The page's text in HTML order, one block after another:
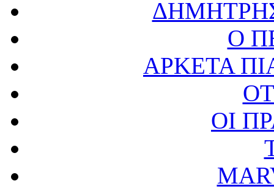
Ο
ΑΡΚΕΤΑ
ΟΙ